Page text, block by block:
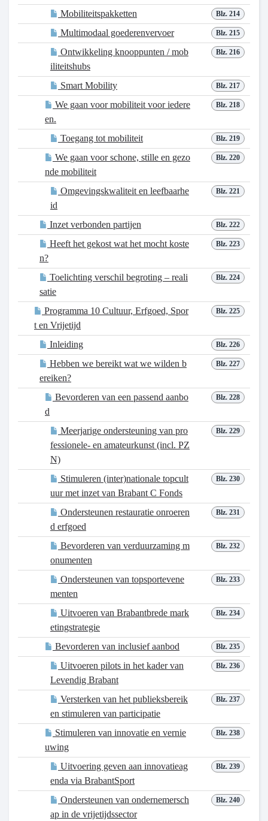
Blz. 214
Mobiliteitspakketten
Blz. 215
Multimodaal goederenvervoer
Blz. 216
Ontwikkeling knooppunten / mob
iliteitshubs
Blz. 217
Smart Mobility
Blz. 218
We gaan voor mobiliteit voor iedere
en.
Blz. 219
Toegang tot mobiliteit
Blz. 220
We gaan voor schone, stille en gezo
nde mobiliteit
Blz. 221
Omgevingskwaliteit en leefbaarhe
id
Blz. 222
Inzet verbonden partijen
Blz. 223
Heeft het gekost wat het mocht koste
n?
Blz. 224
Toelichting verschil begroting – reali
satie
Blz. 225
Programma 10 Cultuur, Erfgoed, Spor
t en Vrijetijd
Blz. 226
Inleiding
Blz. 227
Hebben we bereikt wat we wilden b
ereiken?
Blz. 228
Bevorderen van een passend aanbo
d
Blz. 229
Meerjarige ondersteuning van pro
fessionele- en amateurkunst (incl. PZ
N)
Blz. 230
Stimuleren (inter)nationale topcult
uur met inzet van Brabant C Fonds
Blz. 231
Ondersteunen restauratie onroeren
d erfgoed
Blz. 232
Bevorderen van verduurzaming m
onumenten
Blz. 233
Ondersteunen van topsportevene
menten
Blz. 234
Uitvoeren van Brabantbrede mark
etingstrategie
Blz. 235
Bevorderen van inclusief aanbod
Blz. 236
Uitvoeren pilots in het kader van
Levendig Brabant
Blz. 237
Versterken van het publieksbereik
en stimuleren van participatie
Blz. 238
Stimuleren van innovatie en vernie
uwing
Blz. 239
Uitvoering geven aan innovatieag
enda via BrabantSport
Blz. 240
Ondersteunen van ondernemersch
ap in de vrijetijdssector